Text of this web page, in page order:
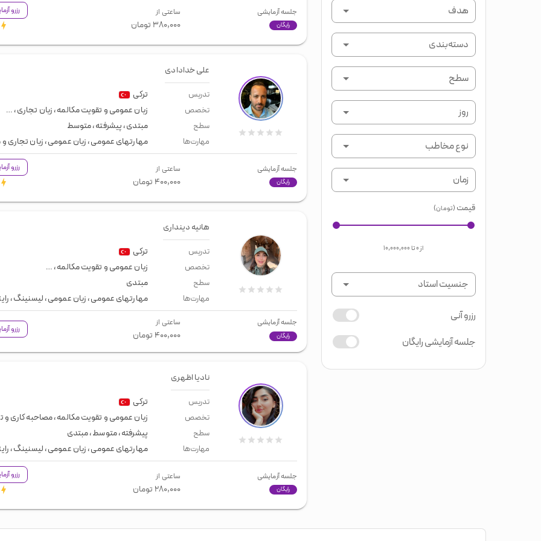
هدف
دسته‌بندی
سطح
روز
نوع مخاطب
زمان
قیمت (تومان)
از۰تا۱۰,۰۰۰,۰۰۰
جنسیت استاد
رزرو آنی
جلسه آزمایشی رایگان
جلسه آزمایشی
رایگان
ساعتی از
۳۸۰,۰۰۰ تومان
رزرو
علی خدادادی
تدریس ترکی
تخصص زبان عمومی و تقویت مکالمه،زبان تجاری،
سطح مبتدی،پیشرفته،متوسط
مهارت‌ها مهارتهای عمومی،زبان عمومی،زبان تجاری
جلسه آزمایشی
رایگان
ساعتی از
۴۰۰,۰۰۰ تومان
رزرو
هانیه دینداری
تدریس ترکی
تخصص زبان عمومی و تقویت مکالمه،معلم خصوصی
سطح مبتدی
مهارت‌ها مهارتهای عمومی،زبان عمومی،لیسنینگ،
جلسه آزمایشی
رایگان
ساعتی از
۴۰۰,۰۰۰ تومان رزرو
نادیا اظهری
تدریس ترکی
تخصص زبان عمومی و تقویت مکالمه،مصاحبه کاری و
سطح پیشرفته،متوسط،مبتدی
مهارت‌ها مهارتهای عمومی،زبان عمومی،لیسنینگ،
جلسه آزمایشی
رایگان
ساعتی از
۲۸۰,۰۰۰ تومان
رزرو